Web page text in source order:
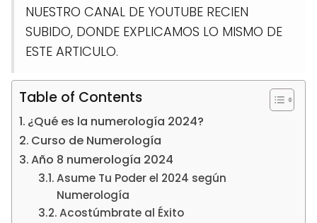
NUESTRO CANAL DE YOUTUBE RECIEN
SUBIDO, DONDE EXPLICAMOS LO MISMO DE
ESTE ARTICULO.
Table of Contents
¿Qué es la numerología 2024?
Curso de Numerología
Año 8 numerología 2024
Asume Tu Poder el 2024 según
Numerología
Acostúmbrate al Éxito